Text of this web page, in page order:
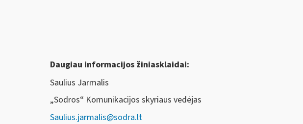
Daugiau informacijos žiniasklaidai:
Saulius Jarmalis
„Sodros“ Komunikacijos skyriaus vedėjas
Saulius.jarmalis@sodra.lt